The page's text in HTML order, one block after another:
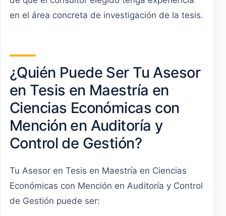
en el área concreta de investigación de la tesis.
¿Quién Puede Ser Tu Asesor
en Tesis en Maestría en
Ciencias Económicas con
Mención en Auditoría y
Control de Gestión?
Tu Asesor en Tesis en Maestría en Ciencias
Económicas con Mención en Auditoría y Control
de Gestión puede ser: